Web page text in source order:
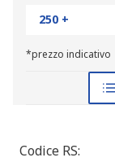
250 +
*prezzo indicativo
Codice RS: